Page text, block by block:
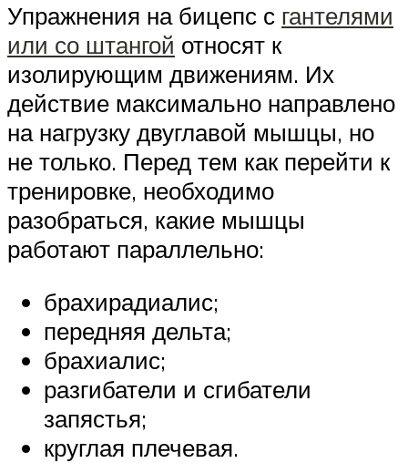
Упражнения на бицепс с гантелями
или со штангой относят к
изолирующим движениям. Их
действие максимально направлено
на нагрузку двуглавой мышцы, но
не только. Перед тем как перейти к
тренировке, необходимо
разобраться, какие мышцы
работают параллельно:
брахирадиалис;
передняя дельта;
брахиалис;
разгибатели и сгибатели
запястья;
круглая плечевая.